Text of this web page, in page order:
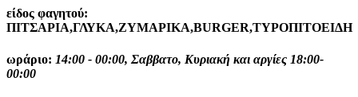
είδος φαγητού:
ΠΙΤΣΑΡΙΑ,ΓΛΥΚΑ,ΖΥΜΑΡΙΚΑ,BURGER,ΤΥΡΟΠΙΤΟΕΙΔΗ
ωράριο: 14:00 - 00:00, Σαββατο, Κυριακή και αργίες 18:00-
00:00